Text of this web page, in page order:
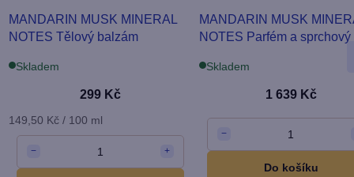
MANDARIN MUSK MINERAL
NOTES Tělový balzám
Skladem
299 Kč
Měrná
cena:
149,50 Kč / 100 ml
− 1 +
MANDARIN MUSK
NOTES Parfém a sprchový
Skladem
1 639 Kč
− 1
Do košíku